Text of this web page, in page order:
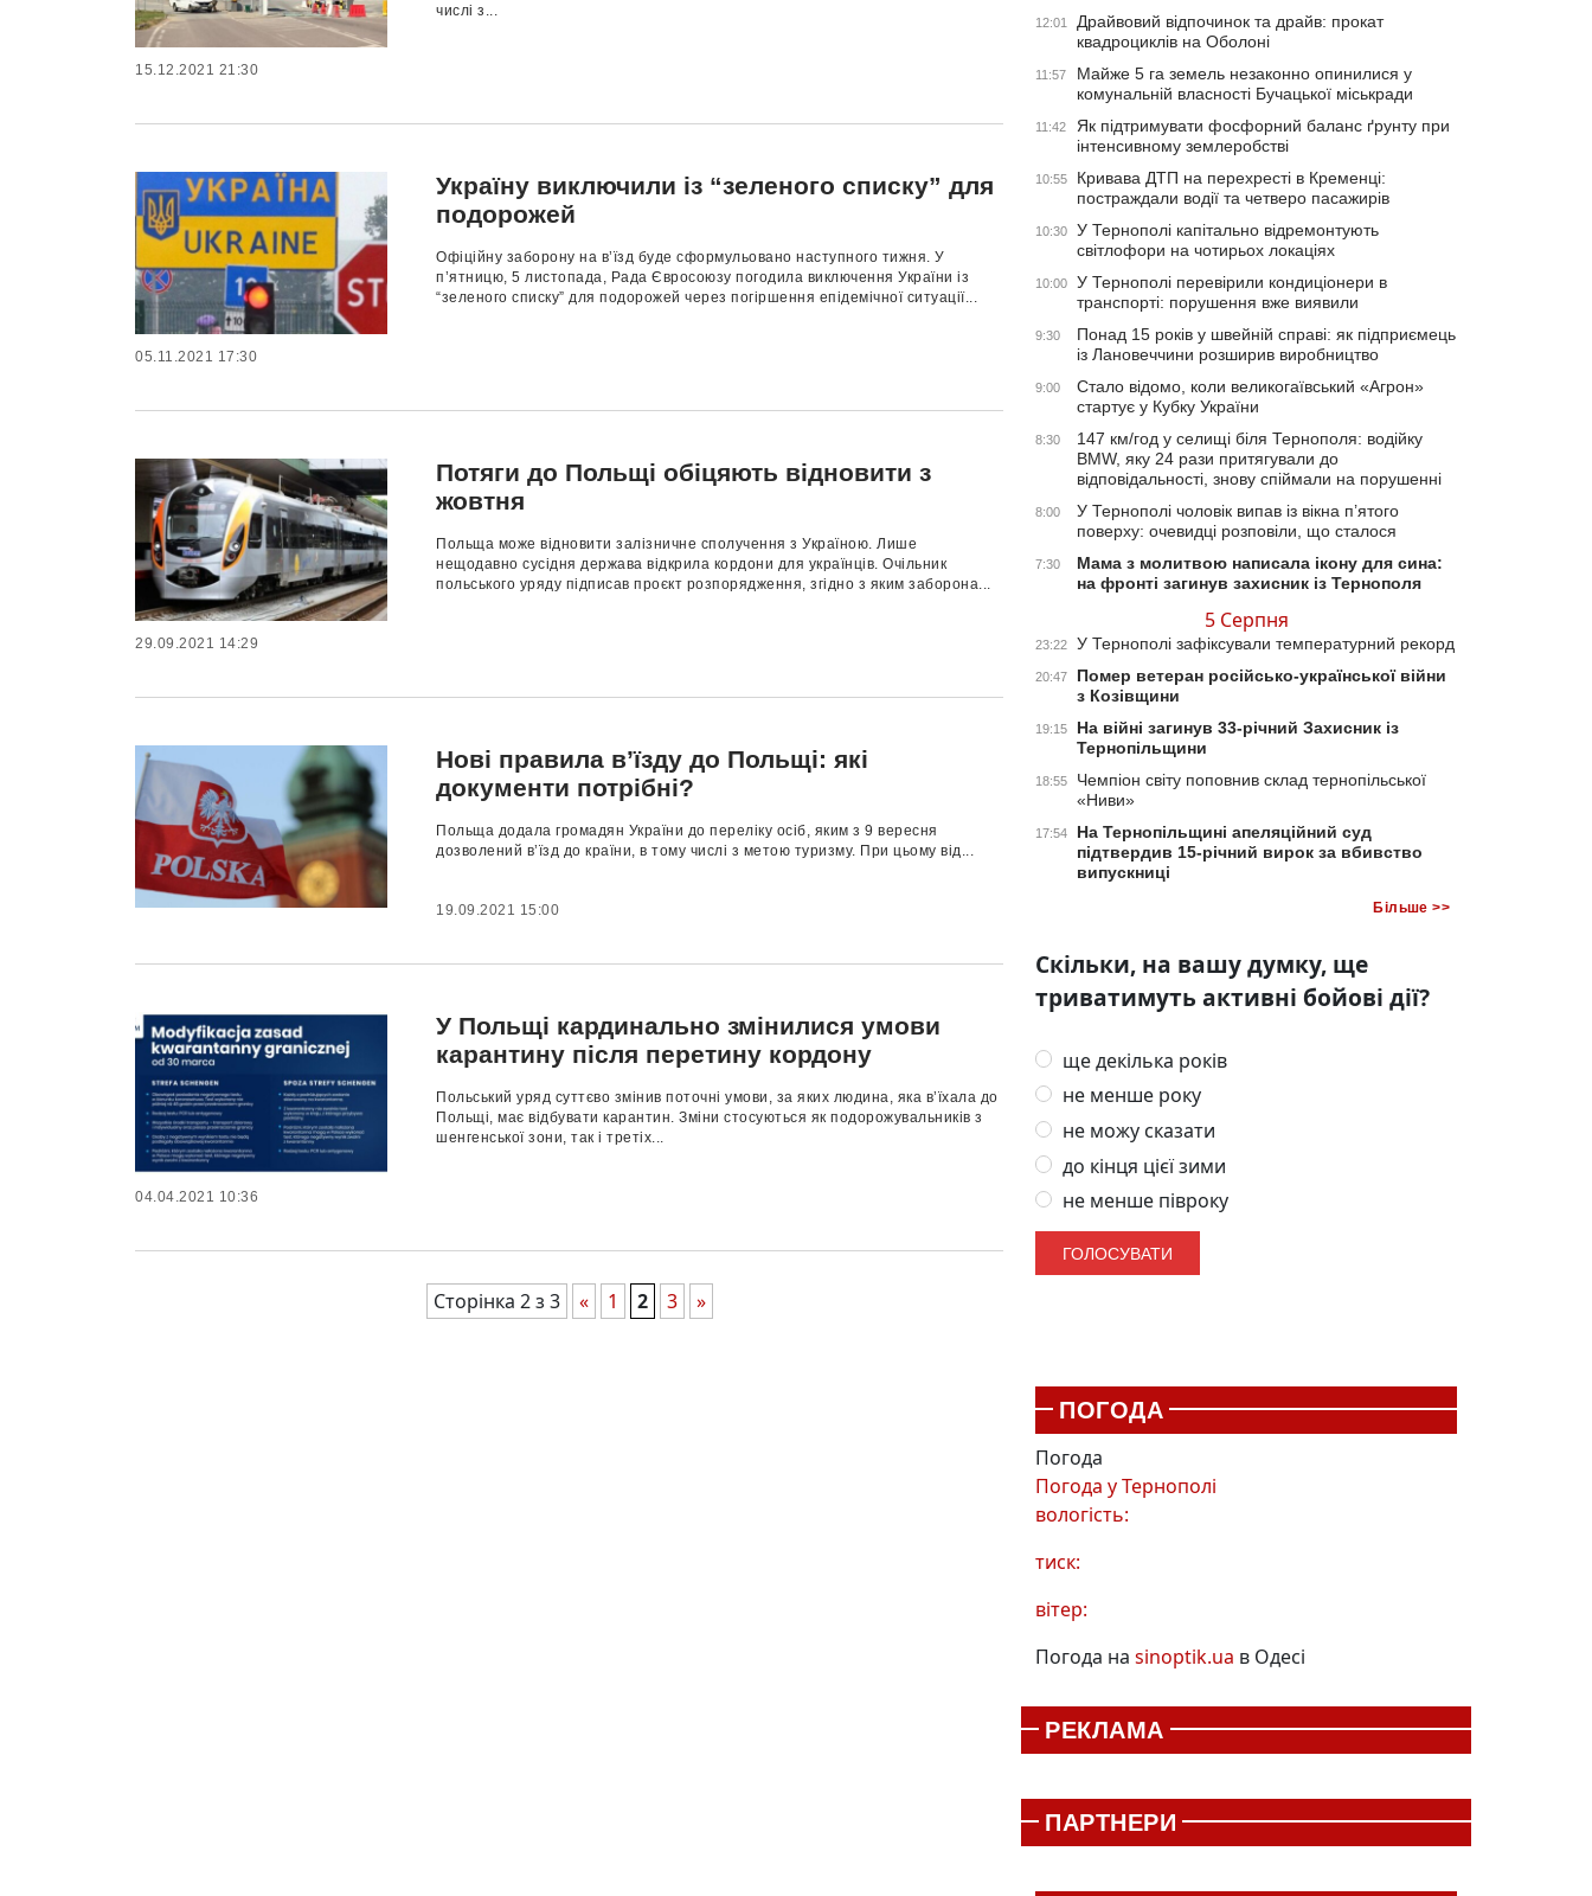
числі з...
15.12.2021 21:30
Україну виключили із “зеленого списку” для
подорожей
Офіційну заборону на в’їзд буде сформульовано наступного тижня. У
п’ятницю, 5 листопада, Рада Євросоюзу погодила виключення України із
“зеленого списку” для подорожей через погіршення епідемічної ситуації...
05.11.2021 17:30
Потяги до Польщі обіцяють відновити з
жовтня
Польща може відновити залізничне сполучення з Україною. Лише
нещодавно сусідня держава відкрила кордони для українців. Очільник
польського уряду підписав проєкт розпорядження, згідно з яким заборона...
29.09.2021 14:29
Нові правила в’їзду до Польщі: які
документи потрібні?
Польща додала громадян України до переліку осіб, яким з 9 вересня
дозволений в’їзд до країни, в тому числі з метою туризму. При цьому від...
19.09.2021 15:00
У Польщі кардинально змінилися умови
карантину після перетину кордону
Польський уряд суттєво змінив поточні умови, за яких людина, яка в’їхала до
Польщі, має відбувати карантин. Зміни стосуються як подорожувальників з
шенгенської зони, так і третіх...
04.04.2021 10:36
Сторінка 2 з 3 « 1 2 3 »
12:01
Драйвовий відпочинок та драйв: прокат
квадроциклів на Оболоні
11:57
Майже 5 га земель незаконно опинилися у
комунальній власності Бучацької міськради
11:42
Як підтримувати фосфорний баланс ґрунту при
інтенсивному землеробстві
10:55
Кривава ДТП на перехресті в Кременці:
постраждали водії та четверо пасажирів
10:30
У Тернополі капітально відремонтують
світлофори на чотирьох локаціях
10:00
У Тернополі перевірили кондиціонери в
транспорті: порушення вже виявили
9:30
Понад 15 років у швейній справі: як підприємець
із Лановеччини розширив виробництво
9:00
Стало відомо, коли великогаївський «Агрон»
стартує у Кубку України
8:30
147 км/год у селищі біля Тернополя: водійку
BMW, яку 24 рази притягували до
відповідальності, знову спіймали на порушенні
8:00
У Тернополі чоловік випав із вікна п’ятого
поверху: очевидці розповіли, що сталося
7:30
Мама з молитвою написала ікону для сина:
на фронті загинув захисник із Тернополя
5 Серпня
23:22 У Тернополі зафіксували температурний рекорд
20:47
Помер ветеран російсько-української війни
з Козівщини
19:15
На війні загинув 33-річний Захисник із
Тернопільщини
18:55
Чемпіон світу поповнив склад тернопільської
«Ниви»
17:54
На Тернопільщині апеляційний суд
підтвердив 15-річний вирок за вбивство
випускниці
Більше >>
Скільки, на вашу думку, ще
триватимуть активні бойові дії?
ще декілька років
не менше року
не можу сказати
до кінця цієї зими
не менше півроку
ПОГОДА
Погода
Погода уТернополі
вологість:
тиск:
вітер:
Погода на sinoptik.ua в Одесі
РЕКЛАМА
ПАРТНЕРИ